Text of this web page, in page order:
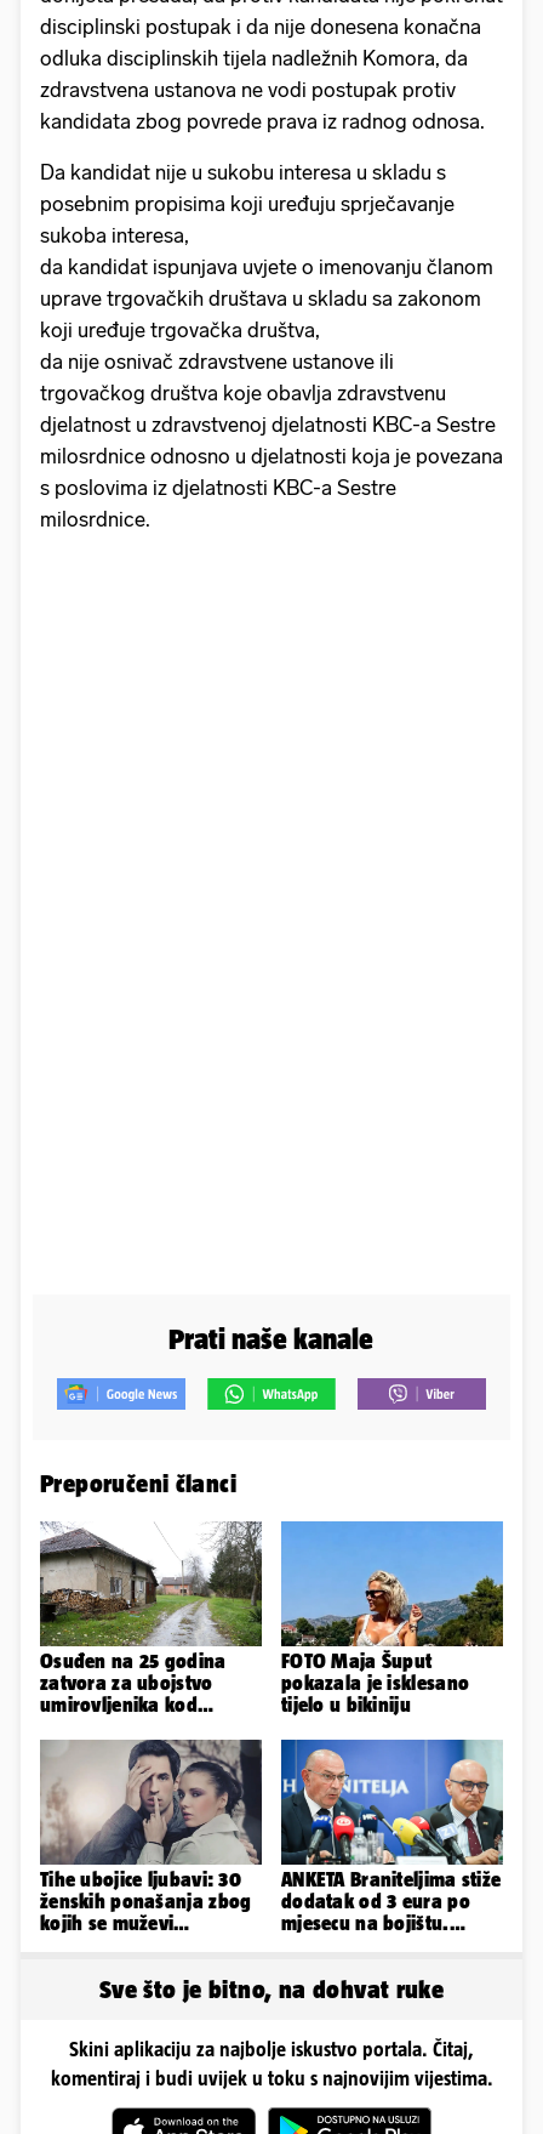
disciplinski postupak i da nije donesena konačna
odluka disciplinskih tijela nadležnih Komora, da
zdravstvena ustanova ne vodi postupak protiv
kandidata zbog povrede prava iz radnog odnosa.
Da kandidat nije u sukobu interesa u skladu s
posebnim propisima koji uređuju sprječavanje
sukoba interesa,
da kandidat ispunjava uvjete o imenovanju članom
uprave trgovačkih društava u skladu sa zakonom
koji uređuje trgovačka društva,
da nije osnivač zdravstvene ustanove ili
trgovačkog društva koje obavlja zdravstvenu
djelatnost u zdravstvenoj djelatnosti KBC-a Sestre
milosrdnice odnosno u djelatnosti koja je povezana
s poslovima iz djelatnosti KBC-a Sestre
milosrdnice.
Prati naše kanale
Preporučeni članci
Osuđen na 25 godina
zatvora za ubojstvo
umirovljenika kod
FOTO Maja Šuput
pokazala je isklesano
tijelo u bikiniju
Tihe ubojice ljubavi: 30
ženskih ponašanja zbog
kojih se muževi
ANKETA Braniteljima stiže
dodatak od 3 eura po
mjesecu na bojištu.
Sve što je bitno, na dohvat ruke
Skini aplikaciju za najbolje iskustvo portala. Čitaj,
komentiraj i budi uvijek u toku s najnovijim vijestima.